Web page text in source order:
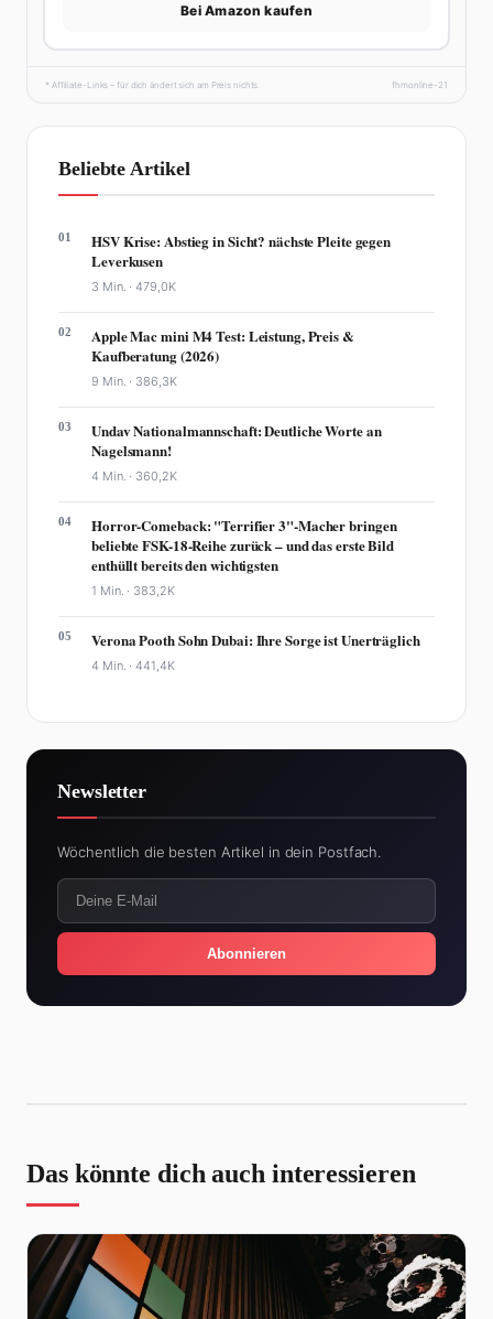
Bei Amazon kaufen
* Affiliate-Links – für dich ändert sich am Preis nichts. fhmonline-21
Beliebte Artikel
01
HSV Krise: Abstieg in Sicht? nächste Pleite gegen
Leverkusen
3 Min. ·479,0K
02
Apple Mac mini M4 Test: Leistung, Preis &
Kaufberatung (2026)
9 Min. · 386,3K
03
Undav Nationalmannschaft: Deutliche Worte an
Nagelsmann!
4 Min. · 360,2K
04
Horror-Comeback: "Terrifier 3"-Macher bringen
beliebte FSK-18-Reihe zurück – und das erste Bild
enthüllt bereits den wichtigsten
1 Min. · 383,2K
05 Verona Pooth Sohn Dubai: Ihre Sorge ist Unerträglich
4 Min. ·441,4K
Newsletter
Wöchentlich die besten Artikel in dein Postfach.
Abonnieren
Das könnte dich auch interessieren